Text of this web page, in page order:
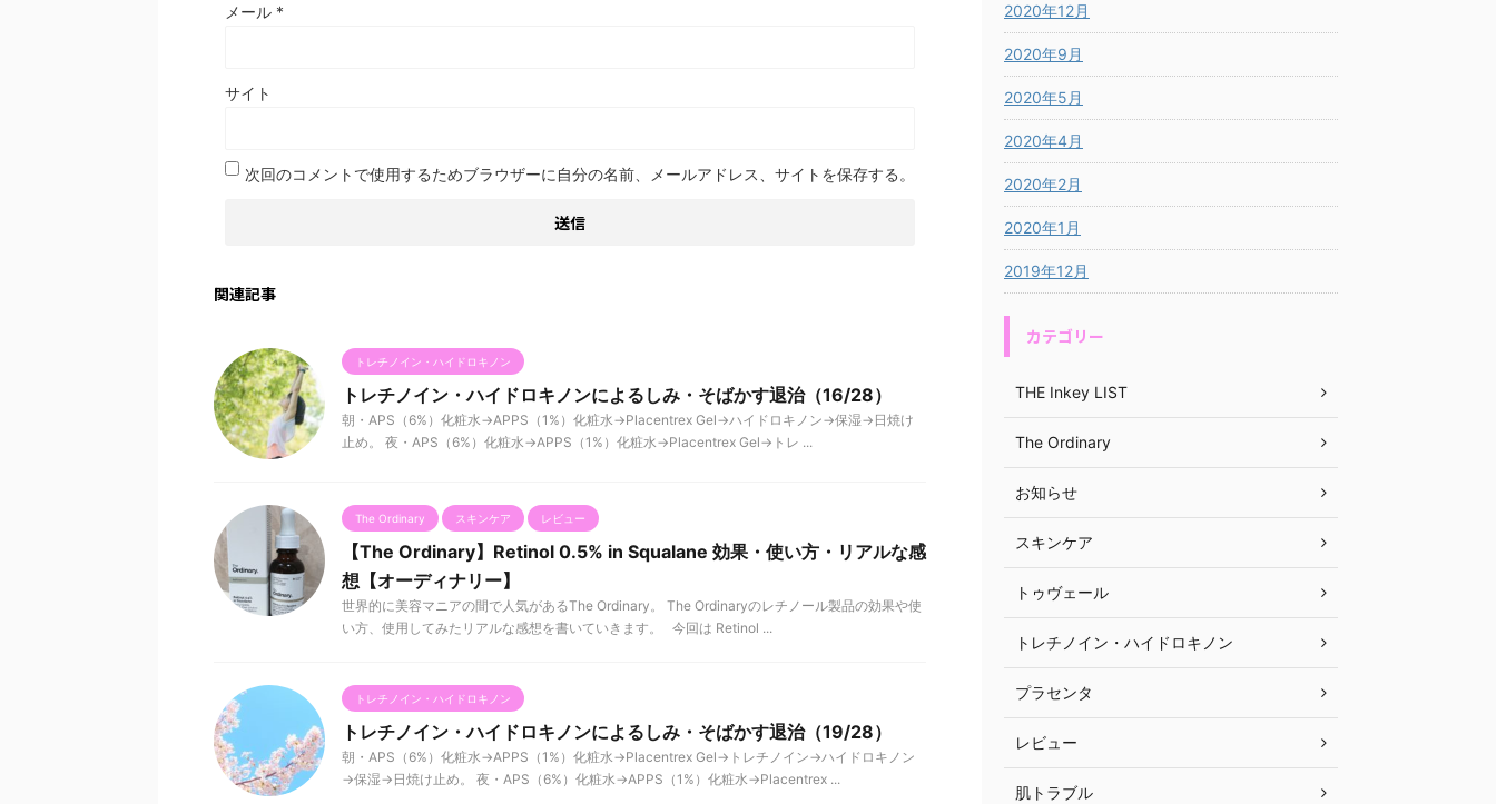
メール *
サイト
次回のコメントで使用するためブラウザーに自分の名前、メールアドレス、サイトを保存する。
関連記事
トレチノイン・ハイドロキノン
トレチノイン・ハイドロキノンによるしみ・そばかす退治（16/28）
朝・APS（6%）化粧水→APPS（1%）化粧水→Placentrex Gel→ハイドロキノン→保湿→日焼け
止め。 夜・APS（6%）化粧水→APPS（1%）化粧水→Placentrex Gel→トレ ...
The Ordinary スキンケア レビュー
【The Ordinary】Retinol 0.5% in Squalane 効果・使い方・リアルな感
想【オーディナリー】
世界的に美容マニアの間で人気があるThe Ordinary。 The Ordinaryのレチノール製品の効果や使
い方、使用してみたリアルな感想を書いていきます。 今回は Retinol ...
トレチノイン・ハイドロキノン
トレチノイン・ハイドロキノンによるしみ・そばかす退治（19/28）
朝・APS（6%）化粧水→APPS（1%）化粧水→Placentrex Gel→トレチノイン→ハイドロキノン
→保湿→日焼け止め。 夜・APS（6%）化粧水→APPS（1%）化粧水→Placentrex ...
2020年12月
2020年9月
2020年5月
2020年4月
2020年2月
2020年1月
2019年12月
カテゴリー
THE Inkey LIST
The Ordinary
お知らせ
スキンケア
トゥヴェール
トレチノイン・ハイドロキノン
プラセンタ
レビュー
肌トラブル